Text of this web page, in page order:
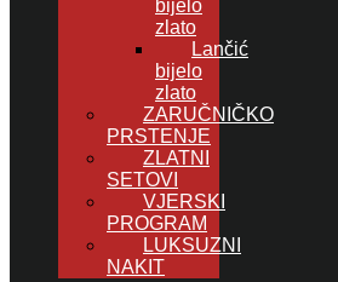
bijelo
zlato
Lančić
bijelo
zlato
ZARUČNIČKO
PRSTENJE
ZLATNI
SETOVI
VJERSKI
PROGRAM
LUKSUZNI
NAKIT